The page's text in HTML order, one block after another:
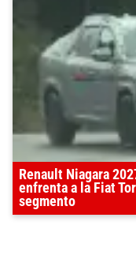
Renault Niagara
enfrenta a la Fiat
segmento